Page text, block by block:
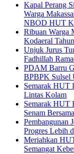
Kapal Perang
Warga
NBOD HUT
Ribuan Warga
Kodaeral
Unjuk Jurus
Fadhillah
PDAM Barru
BPBPK Sulsel
Semarak HUT
Lintas Kolam
Semarak HUT
Senam
Pembangunan
Progres Lebih
Meriahkan
Semangat